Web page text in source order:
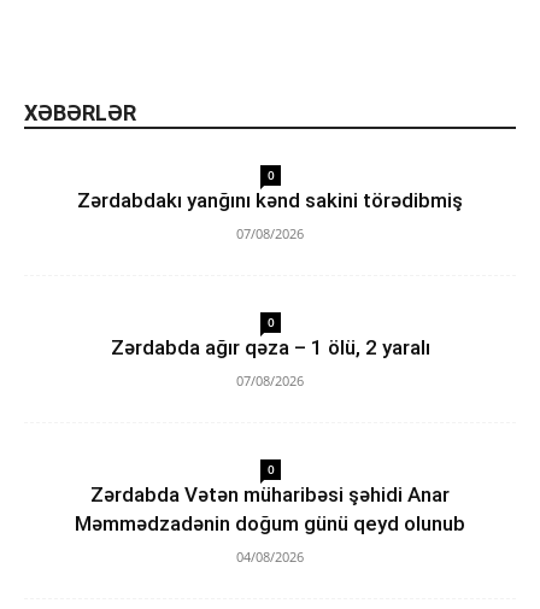
XƏBƏRLƏR
0
Zərdabdakı yanğını kənd sakini törədibmiş
07/08/2026
0
Zərdabda ağır qəza – 1 ölü, 2 yaralı
07/08/2026
0
Zərdabda Vətən müharibəsi şəhidi Anar
Məmmədzadənin doğum günü qeyd olunub
04/08/2026